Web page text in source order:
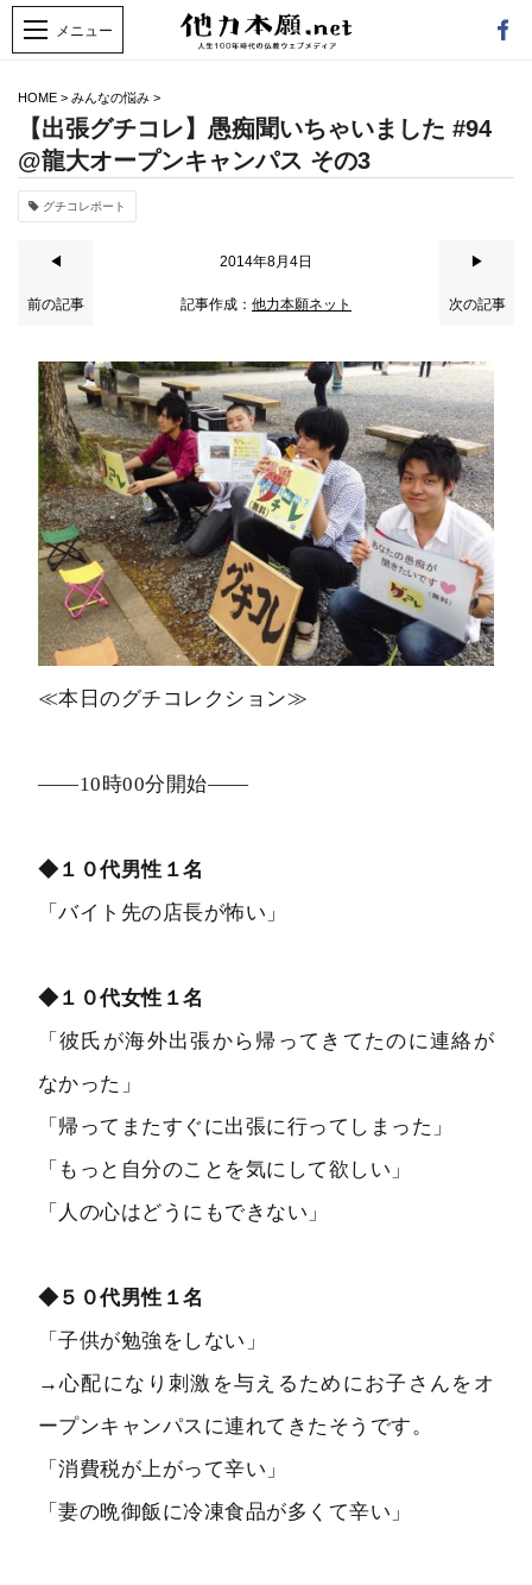
HOME > みんなの悩み >
【出張グチコレ】愚痴聞いちゃいました #94
@龍大オープンキャンパス その3
グチコレポート
◀
前の記事
2014年8月4日
記事作成： 他力本願ネット
▶
次の記事
≪本日のグチコレクション≫
――10時00分開始――
◆１０代男性１名
「バイト先の店長が怖い」
◆１０代女性１名
「彼氏が海外出張から帰ってきてたのに連絡が
なかった」
「帰ってまたすぐに出張に行ってしまった」
「もっと自分のことを気にして欲しい」
「人の心はどうにもできない」
◆５０代男性１名
「子供が勉強をしない」
→心配になり刺激を与えるためにお子さんをオ
ープンキャンパスに連れてきたそうです。
「消費税が上がって辛い」
「妻の晩御飯に冷凍食品が多くて辛い」